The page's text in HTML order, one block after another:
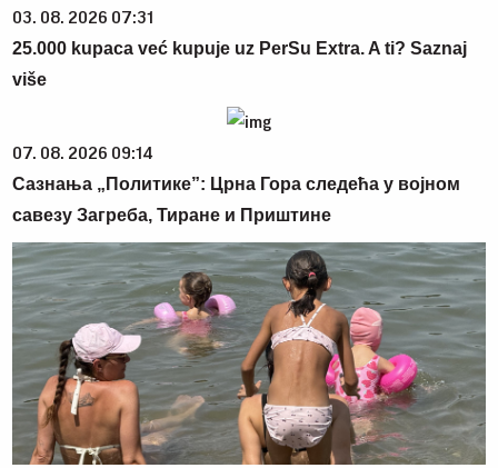
03. 08. 2026 07:31
25.000 kupaca već kupuje uz PerSu Extra. A ti? Saznaj
više
07. 08. 2026 09:14
Сазнања „Политике”: Црна Гора следећа у војном
савезу Загреба, Тиране и Приштине